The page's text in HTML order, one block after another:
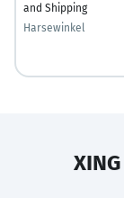
and Shipping
Harsewinkel